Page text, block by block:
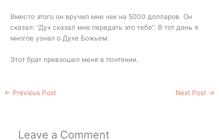
Вместо этого он вручил мне чек на 5000 долларов. Он
сказал: “Дух сказал мне передать это тебе”. В тот день я
многое узнал о Духе Божьем.
Этот брат превзошел меня в почтении.
← Previous Post Next Post →
Leave a Comment